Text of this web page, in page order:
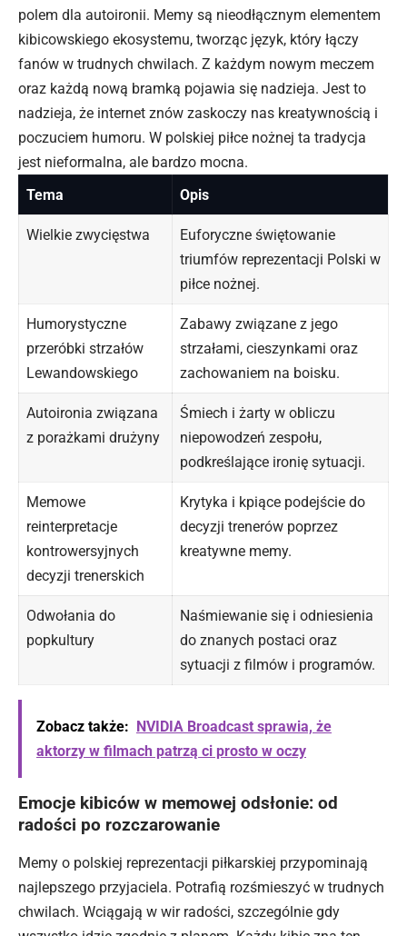
polem dla autoironii. Memy są nieodłącznym elementem
kibicowskiego ekosystemu, tworząc język, który łączy
fanów w trudnych chwilach. Z każdym nowym meczem
oraz każdą nową bramką pojawia się nadzieja. Jest to
nadzieja, że internet znów zaskoczy nas kreatywnością i
poczuciem humoru. W polskiej piłce nożnej ta tradycja
jest nieformalna, ale bardzo mocna.
Tema
Opis
Wielkie zwycięstwa
Euforyczne świętowanie
triumfów reprezentacji Polski w
piłce nożnej.
Humorystyczne
przeróbki strzałów
Lewandowskiego
Zabawy związane z jego
strzałami, cieszynkami oraz
zachowaniem na boisku.
Autoironia związana
z porażkami drużyny
Śmiech i żarty w obliczu
niepowodzeń zespołu,
podkreślające ironię sytuacji.
Memowe
reinterpretacje
kontrowersyjnych
decyzji trenerskich
Krytyka i kpiące podejście do
decyzji trenerów poprzez
kreatywne memy.
Odwołania do
popkultury
Naśmiewanie się i odniesienia
do znanych postaci oraz
sytuacji z filmów i programów.
Zobacz także: NVIDIA Broadcast sprawia, że
aktorzy w filmach patrzą ci prosto w oczy
Emocje kibiców w memowej odsłonie: od
radości po rozczarowanie
Memy o polskiej reprezentacji piłkarskiej przypominają
najlepszego przyjaciela. Potrafią rozśmieszyć w trudnych
chwilach. Wciągają w wir radości, szczególnie gdy